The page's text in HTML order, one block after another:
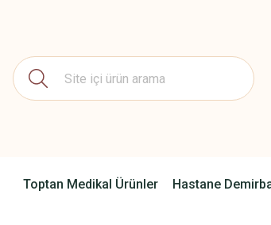
Toptan Medikal Ürünler Hastane